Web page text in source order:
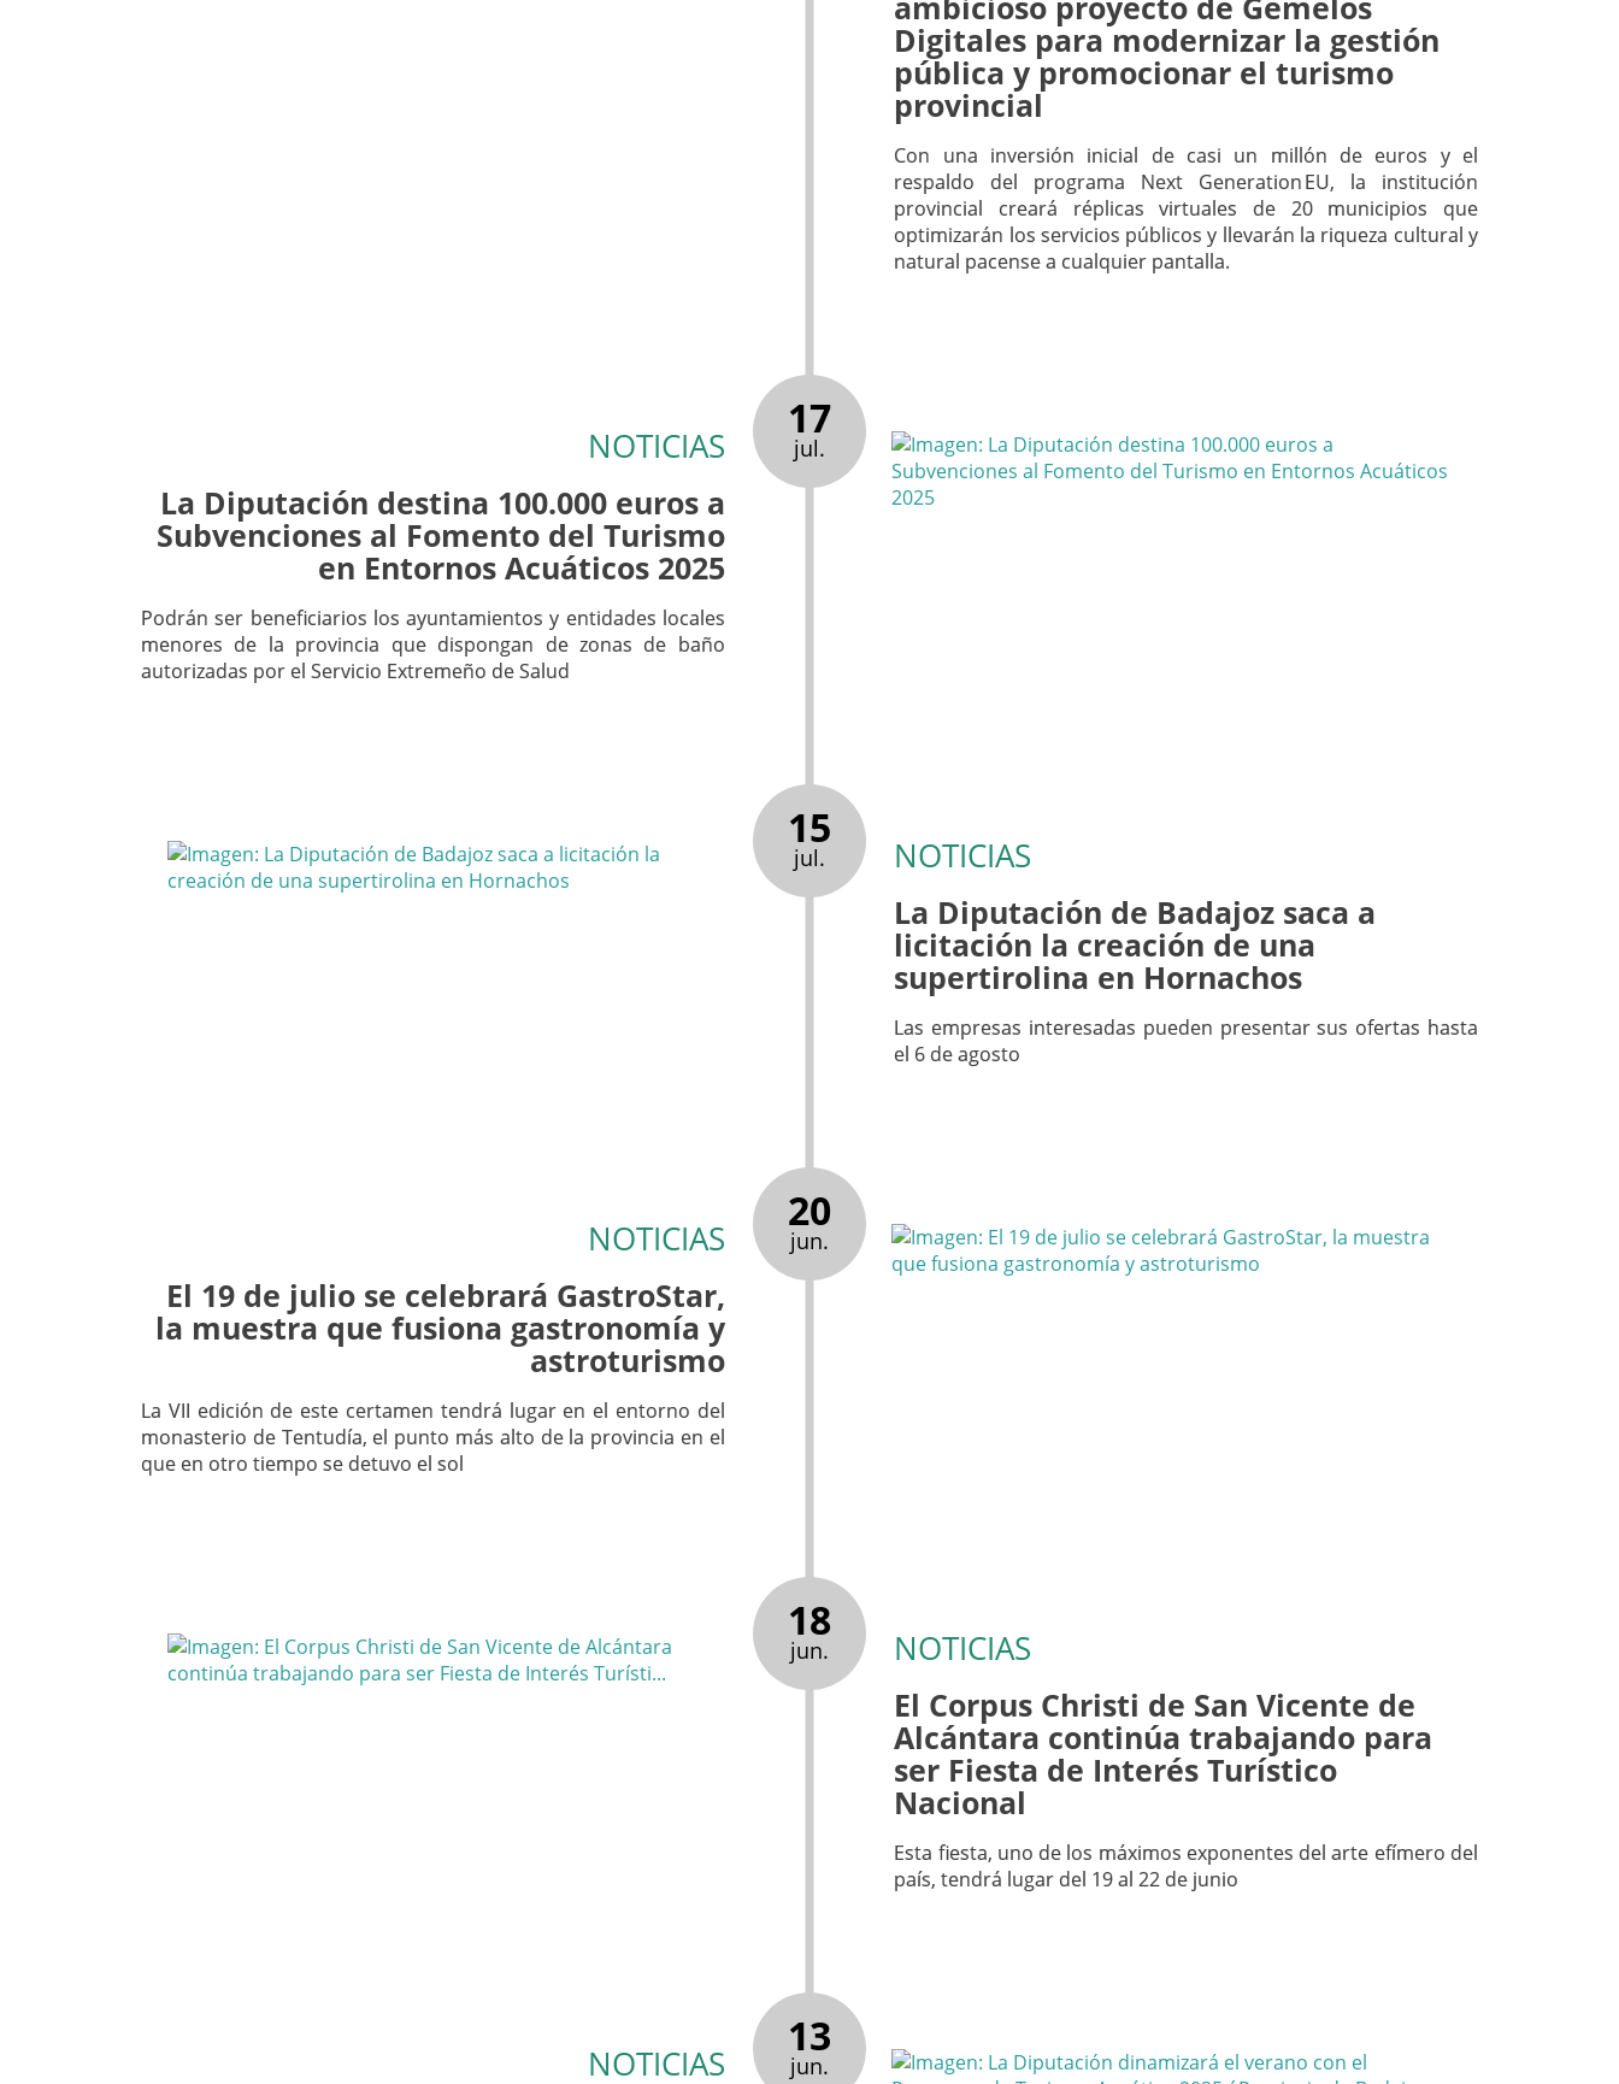
Digitales para modernizar la gestión
pública y promocionar el turismo
provincial
Con una inversión inicial de casi un millón de euros y el
respaldo del programa Next Generation EU, la institución
provincial creará réplicas virtuales de 20 municipios que
optimizarán los servicios públicos y llevarán la riqueza cultural y
natural pacense a cualquier pantalla.
17
jul.
NOTICIAS
La Diputación destina 100.000 euros a
Subvenciones al Fomento del Turismo
en Entornos Acuáticos 2025
Podrán ser beneficiarios los ayuntamientos y entidades locales
menores de la provincia que dispongan de zonas de baño
autorizadas por el Servicio Extremeño de Salud
15
jul. NOTICIAS
La Diputación de Badajoz saca a
licitación la creación de una
supertirolina en Hornachos
Las empresas interesadas pueden presentar sus ofertas hasta
el 6 de agosto
20
jun.
NOTICIAS
El 19 de julio se celebrará GastroStar,
la muestra que fusiona gastronomía y
astroturismo
La VII edición de este certamen tendrá lugar en el entorno del
monasterio de Tentudía, el punto más alto de la provincia en el
que en otro tiempo se detuvo el sol
18
jun. NOTICIAS
El Corpus Christi de San Vicente de
Alcántara continúa trabajando para
ser Fiesta de Interés Turístico
Nacional
Esta fiesta, uno de los máximos exponentes del arte efímero del
país, tendrá lugar del 19 al 22 de junio
13
jun.
NOTICIAS